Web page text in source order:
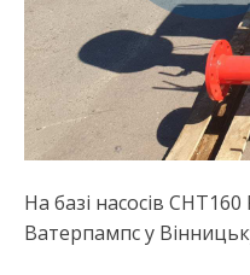
На базі насосів
Ватерпампс у